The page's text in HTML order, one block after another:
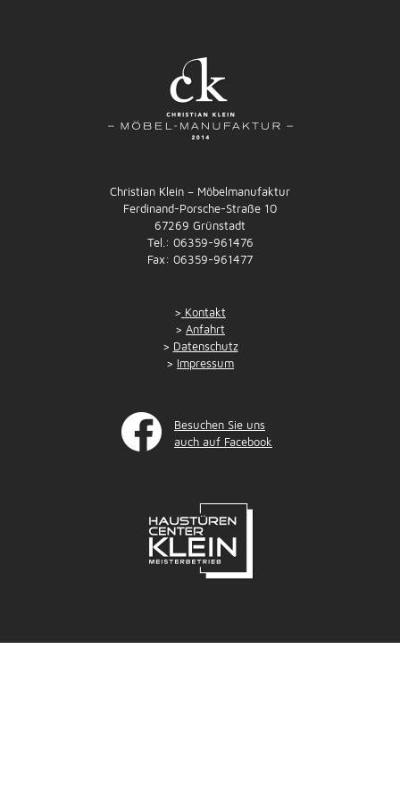
Christian Klein – Möbelmanufaktur
Ferdinand-Porsche-Straße 10
67269 Grünstadt
Tel.: 06359-961476
Fax: 06359-961477
> Kontakt
> Anfahrt
> Datenschutz
> Impressum
Besuchen Sie uns
auch auf Facebook